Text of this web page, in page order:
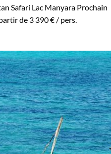
Safari Lac Manyara Prochain
de 3 390 € / pers.